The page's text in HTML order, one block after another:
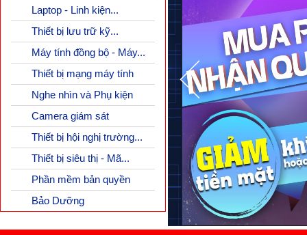
Laptop - Linh kiện...
Thiết bị lưu trữ kỹ...
Máy tính đồng bộ - Máy...
Thiết bị mạng máy tính
Nghe nhìn và Phụ kiện
Camera giám sát
Thiết bị hội nghị trường...
Thiết bị siêu thị - Mã...
Phần mềm bản quyền
Bảo Dưỡng